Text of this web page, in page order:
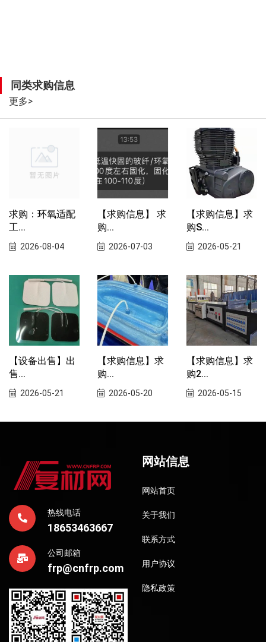
同类求购信息
更多>
求购：环氧适配
工...
2026-08-04
【求购信息】 求
购...
2026-07-03
【求购信息】求
购S...
2026-05-21
【设备出售】出
售...
2026-05-21
【求购信息】求
购...
2026-05-20
【求购信息】求
购2...
2026-05-15
热线电话
18653463667
公司邮箱
frp@cnfrp.com
网站信息
网站首页
关于我们
联系方式
用户协议
隐私政策